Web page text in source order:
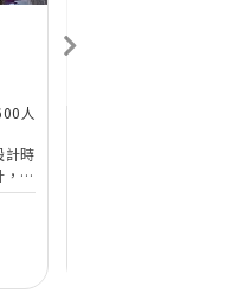
人
計時
環
堂
以
酒
留下